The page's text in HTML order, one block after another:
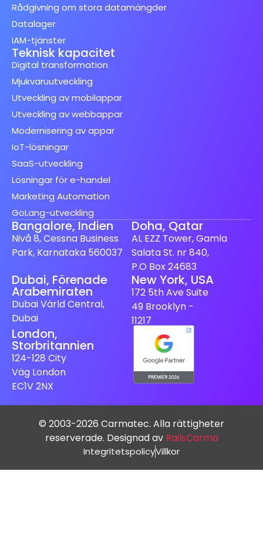
Rådgivning om stora datamängder
Datalager
IAM-tjänster
Teknisk kapacitet
Digital transformation
Mjukvaruutveckling
Utveckling av mobilappar
Utveckling av webbappar
Modernisering av appar
IoT-lösningar
SaaS-utveckling
Lösningar för e-handel
Marketing Automation
GoLang-utveckling
Bangalore, Indien
Nivå 8, Cessna Business
Park, Karnataka 560037
Doha, Qatar
AL EZZ Tower, Gamla
Salata St. nr 840,
P.O Box 24683
Dubai, Förenade
Arabemiraten
Dubai Värld Central,
Dubai
New York, USA
172 5th Ave Suite
49 Brooklyn -
11217
London,
Storbritannien
124-128 City
Väg London
EC1V 2NX
© 2003-2026 Carmatec. Alla rättigheter
reserverade. Designad av RailsCarma
IntegritetspolicyVillkor